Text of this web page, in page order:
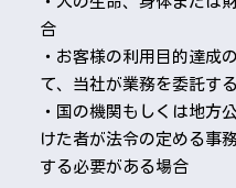
合
・お客様の利用目的達成
て、当社が業務を委託す
・国の機関もしくは地方
けた者が法令の定める事
する必要がある場合